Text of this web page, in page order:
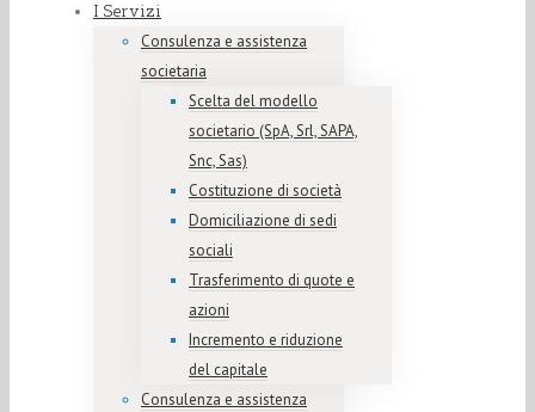
I Servizi
Consulenza e assistenza
societaria
Scelta del modello
societario (SpA, Srl, SAPA,
Snc, Sas)
Costituzione di società
Domiciliazione di sedi
sociali
Trasferimento di quote e
azioni
Incremento e riduzione
del capitale
Consulenza e assistenza